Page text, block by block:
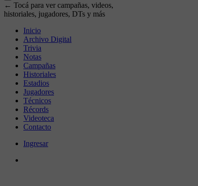
← Tocá para ver campañas, videos,
historiales, jugadores, DTs y más
Inicio
Archivo Digital
Trivia
Notas
Campañas
Historiales
Estadios
Jugadores
Técnicos
Récords
Videoteca
Contacto
Ingresar